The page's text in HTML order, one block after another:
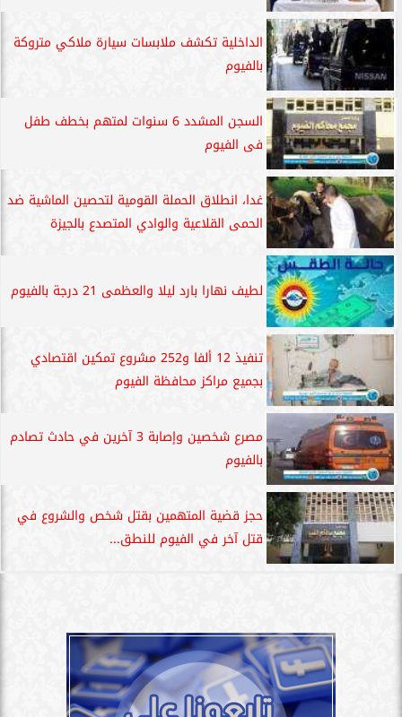
الداخلية تكشف ملابسات سيارة ملاكي متروكة
بالفيوم
السجن المشدد 6 سنوات لمتهم بخطف طفل
فى الفيوم
غدا، انطلاق الحملة القومية لتحصين الماشية ضد
الحمى القلاعية والوادي المتصدع بالجيزة
لطيف نهارا بارد ليلا والعظمى 21 درجة بالفيوم
تنفيذ 12 ألفا و252 مشروع تمكين اقتصادي
بجميع مراكز محافظة الفيوم
مصرع شخصين وإصابة 3 آخرين في حادث تصادم
بالفيوم
حجز قضية المتهمين بقتل شخص والشروع في
قتل آخر في الفيوم للنطق...